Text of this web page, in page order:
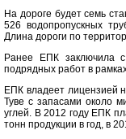
На дороге будет семь
526 водопропускных
Длина дороги по
Ранее ЕПК заключила
подрядных работ в
ЕПК владеет лицензией
Туве с запасами около
углей. В 2012 году ЕПК
тонн продукции в год, в